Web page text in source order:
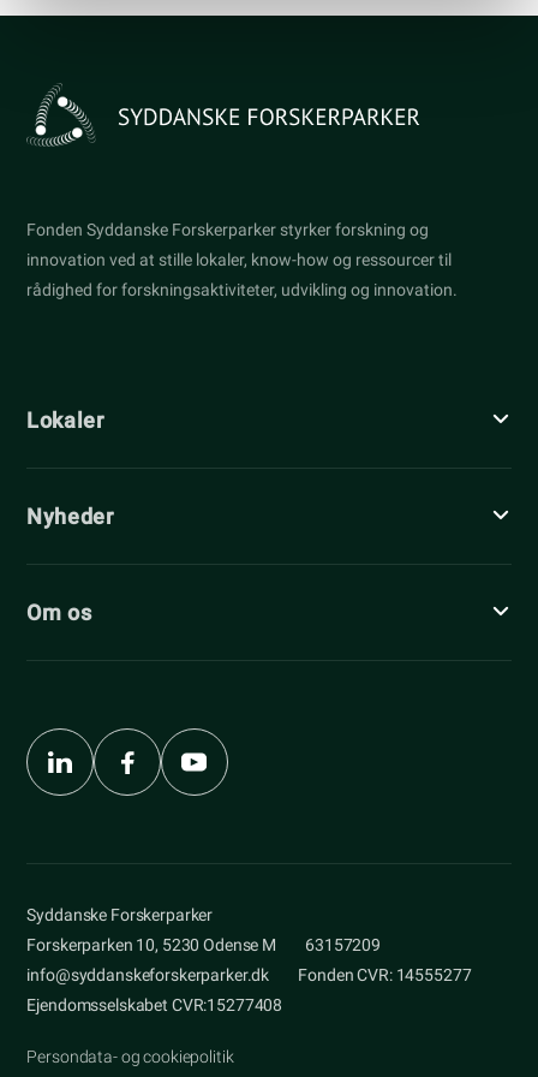
Fonden Syddanske Forskerparker styrker forskning og
innovation ved at stille lokaler, know-how og ressourcer til
rådighed for forskningsaktiviteter, udvikling og innovation.
Lokaler
Nyheder
Om os
Syddanske Forskerparker
Forskerparken 10, 5230 Odense M
63157209
info@syddanskeforskerparker.dk
Fonden CVR: 14555277
Ejendomsselskabet CVR:15277408
Persondata- og cookiepolitik